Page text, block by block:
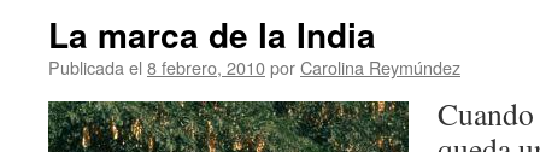
La marca de la India
Publicada el 8 febrero, 2010porCarolina Reymúndez